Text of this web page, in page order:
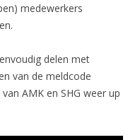
medewerkers
delen met
van de meldcode
AMK en SHG weer up